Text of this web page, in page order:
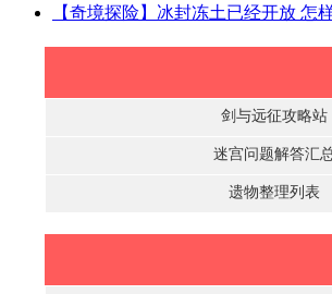
【奇境探险】冰封冻土已经开放 怎
剑与远征攻略站
迷宫问题解答汇
遗物整理列表